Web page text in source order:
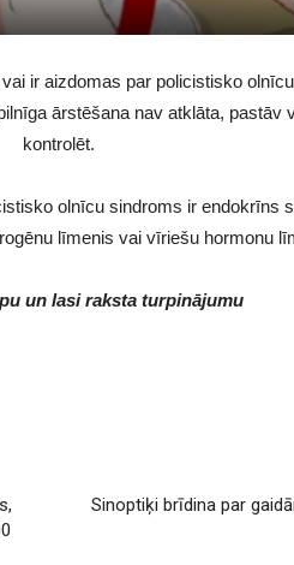
ir aizdomas par policistisko
ārstēšana nav atklāta, pastāv
kontrolēt.
olnīcu sindroms ir endokrīns
līmenis vai vīriešu hormonu
un lasi raksta turpinājumu
Sinoptiķi brīdina par